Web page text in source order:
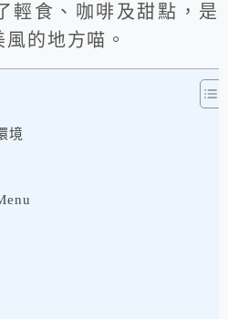
輕食、咖啡及甜點，是
的地方喵。
境